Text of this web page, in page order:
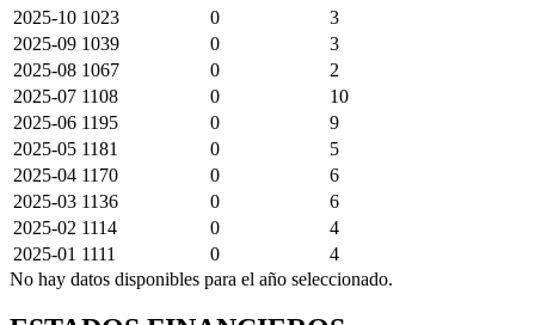
2025-10 1023 0
3
2025-09 1039 0
3
2025-08 1067 0
2
2025-07 1108 0
10
2025-06 1195 0
9
2025-05 1181 0
5
2025-04 1170 0
6
2025-03 1136 0
6
2025-02 1114 0
4
2025-01 1111 0
4
No hay datos disponibles para el año seleccionado.